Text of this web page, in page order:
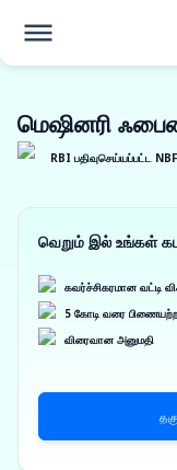
மெஷினரி
RBI பதிவுசெய்யப்பட்ட
வெறும் இல் உங்கள்
கவர்ச்சிகரமான வட்டி
5 கோடி வரை
விரைவான அனுமதி